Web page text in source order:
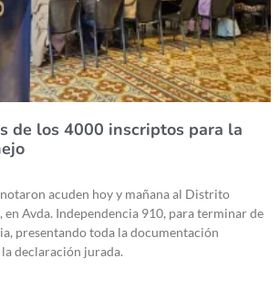
de los 4000 inscriptos para la
acuden hoy y mañana al Distrito
Avda. Independencia 910, para terminar de
presentando toda la documentación
declaración jurada.